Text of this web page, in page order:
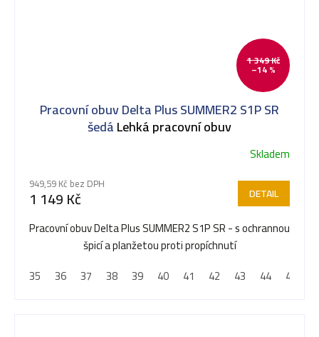
1 349 Kč
–14 %
Pracovní obuv Delta Plus SUMMER2 S1P SR
šedáLehká pracovní obuv
Skladem
949,59 Kč bez DPH
1 149 Kč DETAIL
Pracovní obuv Delta Plus SUMMER2 S1P SR - s ochrannou
špicí a planžetou proti propíchnutí
35
36 37 38 39 40 41 42 43 44 45